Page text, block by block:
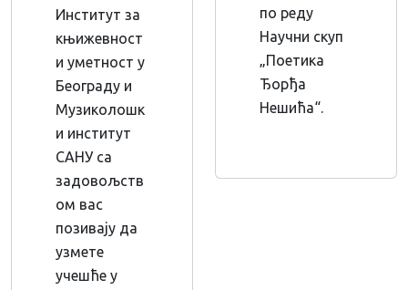
по реду
Научни скуп
„Поетика
Ђорђа
Нешића“.
Институт за
књижевност
и уметност у
Београду и
Музиколошк
и институт
САНУ са
задовољств
ом вас
позивају да
узмете
учешће у